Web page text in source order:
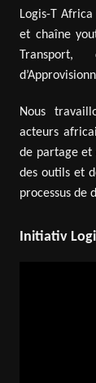
Logis-T
et chaîne
Nous
acteurs
de partage et
des outils et
processus de
Initiativ